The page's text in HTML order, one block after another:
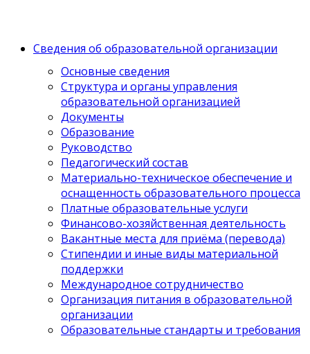
Сведения об образовательной организации
Основные сведения
Структура и органы управления
образовательной организацией
Документы
Образование
Руководство
Педагогический состав
Материально-техническое обеспечение и
оснащенность образовательного процесса
Платные образовательные услуги
Финансово-хозяйственная деятельность
Вакантные места для приёма (перевода)
Стипендии и иные виды материальной
поддержки
Международное сотрудничество
Организация питания в образовательной
организации
Образовательные стандарты и требования